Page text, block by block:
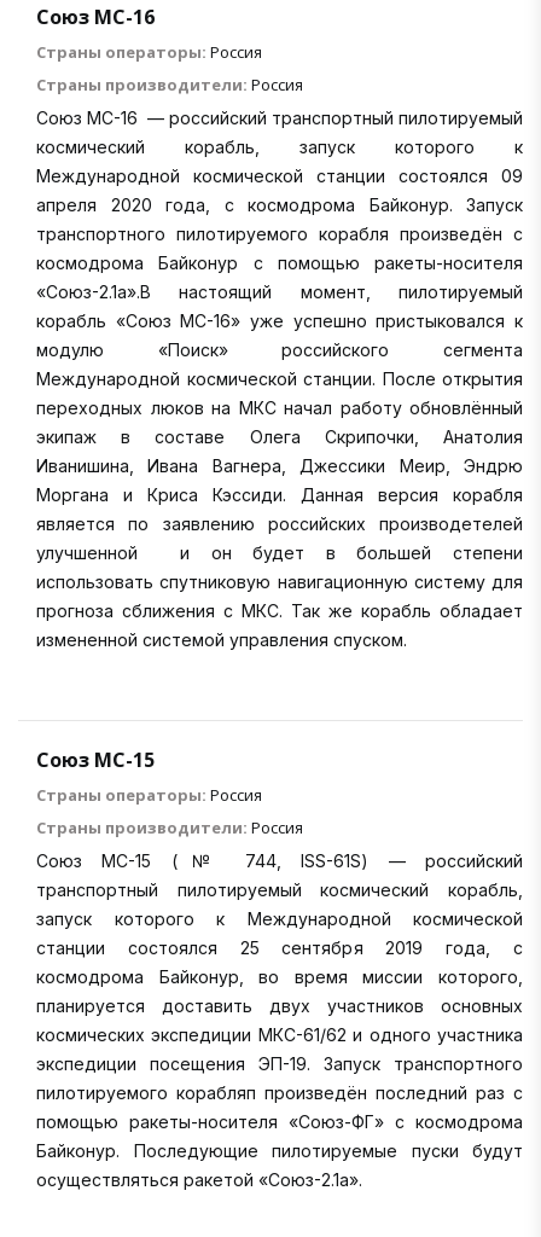
Союз МС-16
Страны операторы: Россия
Страны производители: Россия
Союз МС-16 — российский транспортный пилотируемый
космический корабль, запуск которого к
Международной космической станции состоялся 09
апреля 2020 года, с космодрома Байконур. Запуск
транспортного пилотируемого корабля произведён с
космодрома Байконур с помощью ракеты-носителя
«Союз-2.1а».В настоящий момент, пилотируемый
корабль «Союз МС-16» уже успешно пристыковался к
модулю «Поиск» российского сегмента
Международной космической станции. После открытия
переходных люков на МКС начал работу обновлённый
экипаж в составе Олега Скрипочки, Анатолия
Иванишина, Ивана Вагнера, Джессики Меир, Эндрю
Моргана и Криса Кэссиди. Данная версия корабля
является по заявлению российских производетелей
улучшенной и он будет в большей степени
использовать спутниковую навигационную систему для
прогноза сближения с МКС. Так же корабль обладает
измененной системой управления спуском.
Союз МС-15
Страны операторы: Россия
Страны производители: Россия
Союз МС-15 (№ 744, ISS-61S) — российский
транспортный пилотируемый космический корабль,
запуск которого к Международной космической
станции состоялся 25 сентября 2019 года, с
космодрома Байконур, во время миссии которого,
планируется доставить двух участников основных
космических экспедиции МКС-61/62 и одного участника
экспедиции посещения ЭП-19. Запуск транспортного
пилотируемого корабляп произведён последний раз с
помощью ракеты-носителя «Союз-ФГ» с космодрома
Байконур. Последующие пилотируемые пуски будут
осуществляться ракетой «Союз-2.1а».